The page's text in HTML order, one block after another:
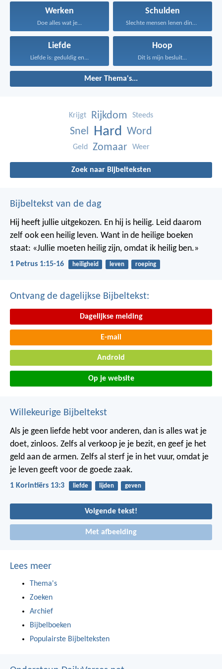
Werken
Doe alles wat je...
Schulden
Slechte mensen lenen dingen...
Liefde
Liefde is: geduldig en...
Hoop
Dit is mijn besluit...
Meer Thema's...
Krijgt Rijkdom Steeds
Snel Hard Word
Geld Zomaar Weer
Zoek naar Bijbelteksten
Bijbeltekst van de dag
Hij heeft jullie uitgekozen. En hij is heilig. Leid daarom
zelf ook een heilig leven. Want in de heilige boeken
staat: «Jullie moeten heilig zijn, omdat ik heilig ben.»
1 Petrus 1:15-16 heiligheid leven roeping
Ontvang de dagelijkse Bijbeltekst:
Dagelijkse melding
E-mail
Android
Op je website
Willekeurige Bijbeltekst
Als je geen liefde hebt voor anderen, dan is alles wat je
doet, zinloos. Zelfs al verkoop je je bezit, en geef je het
geld aan de armen. Zelfs al sterf je in het vuur, omdat je
je leven geeft voor de goede zaak.
1 Korintiërs 13:3 liefde lijden geven
Volgende tekst!
Met afbeelding
Lees meer
Thema's
Zoeken
Archief
Bijbelboeken
Populairste Bijbelteksten